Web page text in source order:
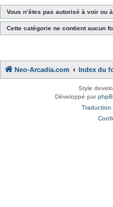
Vous n’êtes pas autorisé à voir ou
Cette catégorie ne contient aucun
Neo-Arcadia.com Index du
Style
Développé par
Traduction